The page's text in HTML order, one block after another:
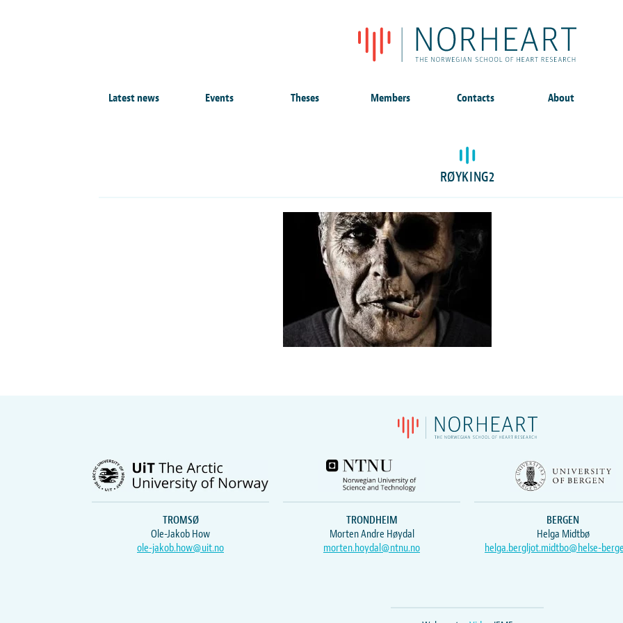
Latest news Events Theses Members Contacts About
RØYKING2
TROMSØ
Ole-Jakob How
ole-jakob.how@uit.no
TRONDHEIM
Morten Andre Høydal
morten.hoydal@ntnu.no
BERGEN
Helga Midtbø
helga.bergljot.midtbo@helse-